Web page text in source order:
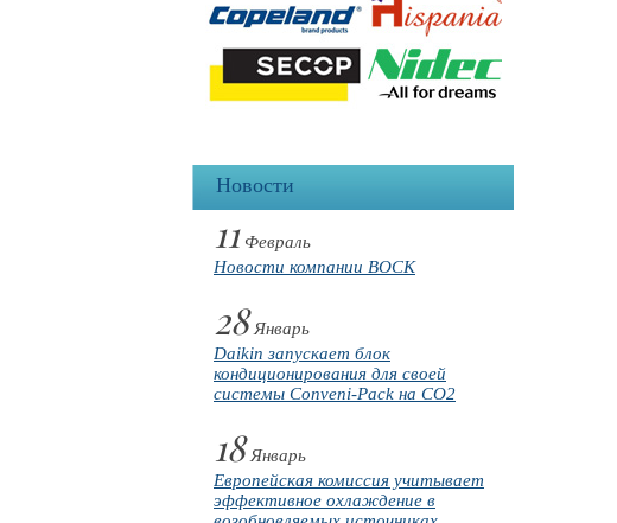
Новости
11 Февраль
Новости компании BOCK
28Январь
Daikin запускает блок
кондиционирования для своей
системы Conveni-Pack на CO2
18Январь
Европейская комиссия учитывает
эффективное охлаждение в